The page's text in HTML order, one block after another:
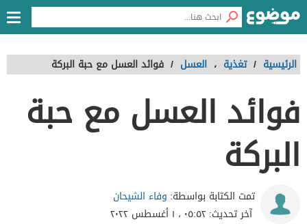
الرئيسية / تغذية ، العسل / فوائد العسل مع حبة البركة
فوائد العسل مع حبة
البركة
تمت الكتابة بواسطة: وفاء الشيحان
آخر تحديث:٠٥:٥٢ ، ١ أغسطس ٢٠٢٢